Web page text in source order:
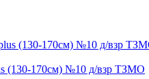
(130-170см) №10 д/взр ТЗМО